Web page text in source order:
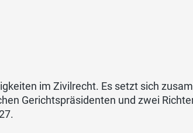
im Zivilrecht. Es setzt sich
Gerichtspräsidenten und zwei